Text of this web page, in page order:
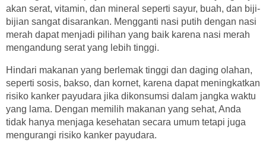
akan serat, vitamin, dan mineral seperti sayur, buah, dan biji-
bijian sangat disarankan. Mengganti nasi putih dengan nasi
merah dapat menjadi pilihan yang baik karena nasi merah
mengandung serat yang lebih tinggi.
Hindari makanan yang berlemak tinggi dan daging olahan,
seperti sosis, bakso, dan kornet, karena dapat meningkatkan
risiko kanker payudara jika dikonsumsi dalam jangka waktu
yang lama. Dengan memilih makanan yang sehat, Anda
tidak hanya menjaga kesehatan secara umum tetapi juga
mengurangi risiko kanker payudara.